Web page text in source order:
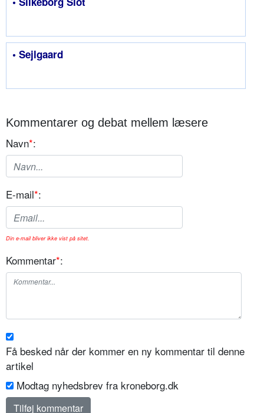
• Sejlgaard
Kommentarer og debat mellem læsere
Navn*:
E-mail*:
Din e-mail bliver ikke vist på sitet.
Kommentar*:
Få besked når der kommer en ny kommentar til denne
artikel
Modtag nyhedsbrev fra kroneborg.dk